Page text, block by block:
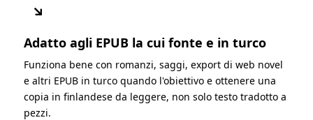
↘
Adatto agli EPUB la cui fonte e in turco
Funziona bene con romanzi, saggi, export di web novel
e altri EPUB in turco quando l'obiettivo e ottenere una
copia in finlandese da leggere, non solo testo tradotto a
pezzi.